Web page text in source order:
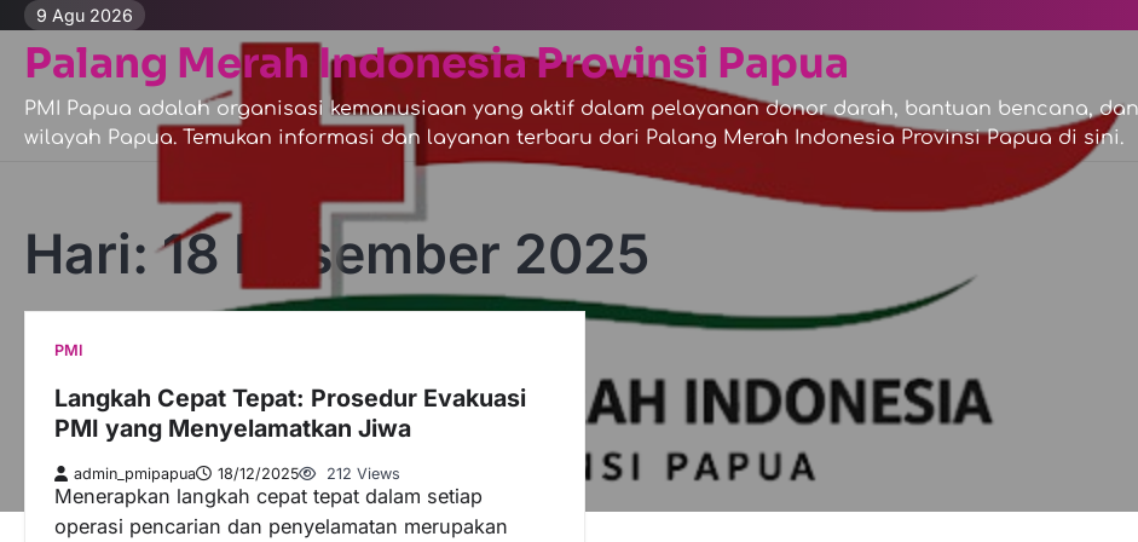
Skip
content
9 Agu 2026
Palang Merah Indonesia Provinsi Papua
PMI Papua adalah organisasi kemanusiaan yang aktif dalam pelayanan donor darah, bantuan bencana,
wilayah Papua. Temukan informasi dan layanan terbaru dari Palang Merah Indonesia Provinsi Papua di sini.
Hari:18 Desember 2025
PMI
Langkah Cepat Tepat: Prosedur Evakuasi
PMI yang Menyelamatkan Jiwa
admin_pmipapua 18/12/2025 212 Views
Menerapkan langkah cepat tepat dalam setiap
operasi pencarian dan penyelamatan merupakan